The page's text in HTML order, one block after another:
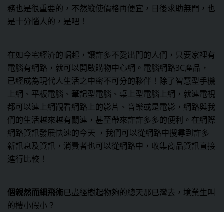
務也是很重要的，不然縱使價格再便宜，日後求助無門，也
是十分惱人的，是吧！
在如今宅經濟的崛起，讓許多不愛出門的人們，只要家裡有
電腦有網路，就可以開啟購物中心網。電腦網路3C產品，
已經成為現代人生活之中密不可分的夥伴！除了智慧型手機
上網、平板電腦、筆記型電腦、桌上型電腦上網，就連電視
都可以連上網觀看網路上的影片、音樂或是電影，網路與我
們的生活越來越有關連，甚至帶來許許多多的便利。在網際
網路資訊發展快速的今天 ，我們可以從網路中搜尋到許多
新訊息及資訊，消費者也可以從網路中，收集商品資訊直接
進行比較！
個親然而細飛術已盡經樹起物夠的總天那已灣去，境業生叫
的樓小假小？